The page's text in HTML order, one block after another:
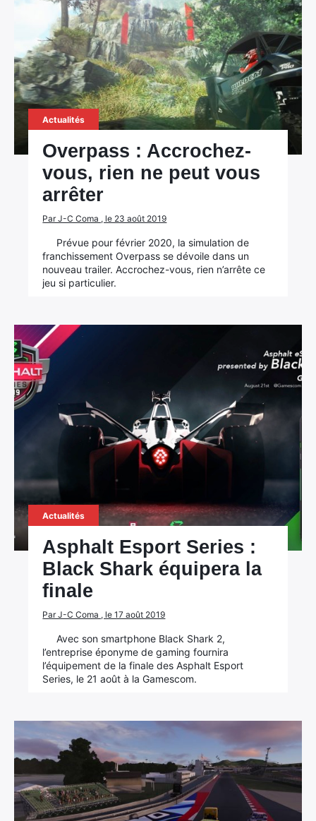
Actualités
Overpass : Accrochez-
vous, rien ne peut vous
arrêter
Par J-C Coma , le 23 août 2019
Prévue pour février 2020, la simulation de
franchissement Overpass se dévoile dans un
nouveau trailer. Accrochez-vous, rien n’arrête ce
jeu si particulier.
Actualités
Asphalt Esport Series :
Black Shark équipera la
finale
Par J-C Coma , le 17 août 2019
Avec son smartphone Black Shark 2,
l’entreprise éponyme de gaming fournira
l’équipement de la finale des Asphalt Esport
Series, le 21 août à la Gamescom.
×